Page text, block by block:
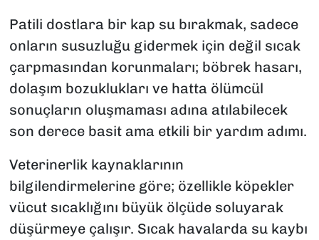
Patili dostlara bir kap su bırakmak, sadece
onların susuzluğu gidermek için değil sıcak
çarpmasından korunmaları; böbrek hasarı,
dolaşım bozuklukları ve hatta ölümcül
sonuçların oluşmaması adına atılabilecek
son derece basit ama etkili bir yardım adımı.
Veterinerlik kaynaklarının
bilgilendirmelerine göre; özellikle köpekler
vücut sıcaklığını büyük ölçüde soluyarak
düşürmeye çalışır. Sıcak havalarda su kaybı